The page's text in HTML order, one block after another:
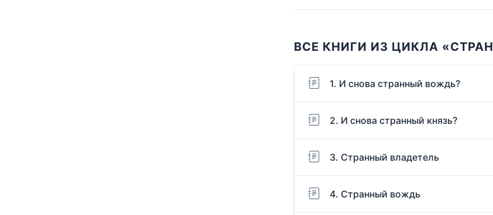
ВСЕ КНИГИ ИЗ ЦИКЛА
1. И снова странный вождь?
2. И снова странный князь?
3. Странный владетель
4. Странный вождь